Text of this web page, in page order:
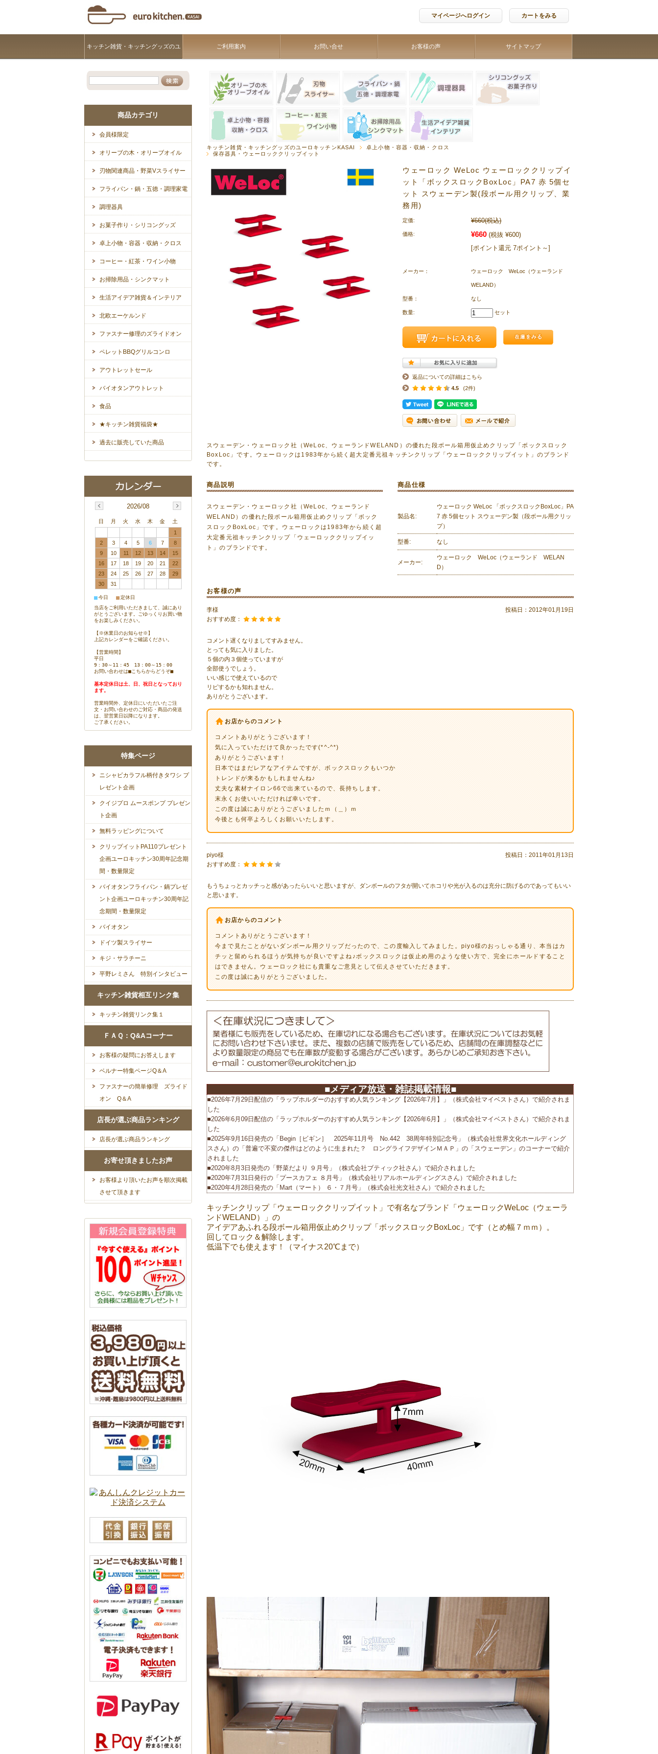
マイページへログイン カートをみる
キッチン雑貨・キッチングッズのユ
ーロキッチンKASAI
ご利用案内 お問い合せ お客様の声 サイトマップ
キッチン雑貨・キッチングッズのユーロキッチンKASAI
卓上小物・容器・収納・クロス
保存器具・ウェーロッククリップイット
ウェーロック WeLoc ウェーロッククリップイ
ット「ボックスロックBoxLoc」PA7 赤 5個セ
ット スウェーデン製(段ボール用クリップ、業
務用)
定価: ¥660(税込)
価格: ¥660 (税抜 ¥600)
[ポイント還元 7ポイント～]
メーカー： ウェーロック WeLoc（ウェーランド
WELAND）
型番： なし
数量: セット
返品についての詳細はこちら
4.5
(2件)
スウェーデン・ウェーロック社（WeLoc、ウェーランドWELAND）の優れた段ボール箱用仮止めクリップ「ボックスロック
BoxLoc」です。ウェーロックは1983年から続く超大定番元祖キッチンクリップ「ウェーロッククリップイット」のブランド
です。
商品説明
スウェーデン・ウェーロック社（WeLoc、ウェーランド
WELAND）の優れた段ボール箱用仮止めクリップ「ボック
スロックBoxLoc」です。ウェーロックは1983年から続く超
大定番元祖キッチンクリップ「ウェーロッククリップイッ
ト」のブランドです。
商品仕様
製品名:
ウェーロック WeLoc 「ボックスロックBoxLoc」PA
7 赤 5個セット スウェーデン製（段ボール用クリッ
プ）
型番: なし
メーカー:
ウェーロック WeLoc（ウェーランド WELAN
D）
お客様の声
李様 投稿日： 2012年01月19日
おすすめ度：
コメント遅くなりましてすみません。
とっても気に入りました。
５個の内３個使っていますが
全部使うでしょう。
いい感じで使えているので
リピするかも知れません。
ありがとうございます。
お店からのコメント
コメントありがとうございます！
気に入っていただけて良かったです(*^-^*)
ありがとうございます！
日本ではまだレアなアイテムですが、ボックスロックもいつか
トレンドが来るかもしれませんね♪
丈夫な素材ナイロン66で出来ているので、長持ちします。
末永くお使いいただければ幸いです。
この度は誠にありがとうございましたｍ（＿）ｍ
今後とも何卒よろしくお願いいたします。
piyo様 投稿日： 2011年01月13日
おすすめ度：
もうちょっとカッチっと感があったらいいと思いますが、ダンボールのフタが開いてホコリや光が入るのは充分に防げるのであってもいい
と思います。
お店からのコメント
コメントありがとうございます！
今まで見たことがないダンボール用クリップだったので、この度輸入してみました。piyo様のおっしゃる通り、本当はカ
チッと留められるほうが気持ちが良いですよね♪ボックスロックは仮止め用のような使い方で、完全にホールドすること
はできません。ウェーロック社にも貴重なご意見として伝えさせていただきます。
この度は誠にありがとうございました。
■メディア放送・雑誌掲載情報■
■2026年7月29日配信の「ラップホルダーのおすすめ人気ランキング【2026年7月】」（株式会社マイベストさん）で紹介されま
した
■2026年6月09日配信の「ラップホルダーのおすすめ人気ランキング【2026年6月】」（株式会社マイベストさん）で紹介されま
した
■2025年9月16日発売の「Begin［ビギン］ 2025年11月号 No.442 38周年特別記念号」（株式会社世界文化ホールディング
スさん）の「普遍で不変の傑作はどのように生まれた？ ロングライフデザインＭＡＰ」の「スウェーデン」のコーナーで紹介
されました
■2020年8月3日発売の「野菜だより ９月号」（株式会社ブティック社さん）で紹介されました
■2020年7月31日発行の「プースカフェ ８月号」（株式会社リアルホールディングスさん）で紹介されました
■2020年4月28日発売の「Mart（マート） ６・７月号」（株式会社光文社さん）で紹介されました
で紹介されました
■2019年12月4日配信の「おすすめexcite」（エキサイト株式会社さん、ランク王株式会社さん） の「しっかり保存できる！食
品用袋クリップのおすすめ人気ランキング７選」 で第一位に選ばれました
■2019年5月16日配信の「&GP」（アンドジーピー）（株式会社徳間書店さんのモノ情報 総合ニュースサイト 雑誌Goods
Press（グッズプレス）さんプロデュース）で紹介されました
■2010年11月26日の「日経流通新聞」にユーロキッチン&ウェーロッククリップイットが掲載されました。
■『北欧スタイル』 No.20にユーロキッチン&ウェーロッククリップイットが掲載されました。
■『PiPPURi ピップリ』 2010 Vol.2にユーロキッチン&ウェーロッククリップイットが掲載されました。
キッチンクリップ「ウェーロッククリップイット」で有名なブランド「ウェーロックWeLoc（ウェーラ
ンドWELAND）」の
アイデアあふれる段ボール箱用仮止めクリップ「ボックスロックBoxLoc」です（とめ幅７ｍｍ）。
回してロック＆解除します。
低温下でも使えます！（マイナス20℃まで）
商品カテゴリ
会員様限定
オリーブの木・オリーブオイル
刃物関連商品・野菜Vスライサー
フライパン・鍋・五徳・調理家電
調理器具
お菓子作り・シリコングッズ
卓上小物・容器・収納・クロス
コーヒー・紅茶・ワイン小物
お掃除用品・シンクマット
生活アイデア雑貨＆インテリア
北欧エーケルンド
ファスナー修理のズライドオン
ペレットBBQグリルコンロ
アウトレットセール
バイオタンアウトレット
食品
★キッチン雑貨福袋★
過去に販売していた商品
2026/08
日 月 火 水 木 金
土
1
2
3 4 5 6 7
8
9
10 11 12 13 14
15
16
17 18 19 20 21
22
23
24 25 26 27 28
29
30
31
■今日 ■定休日
当店をご利用いただきまして、誠にあり
がとうございます。ごゆっくりお買い物
をお楽しみください。
【※休業日のお知らせ※】
上記カレンダーをご確認ください。
【営業時間】
平日
9：30～11：45 13：00～15：00
お問い合わせは■こちらからどうぞ■
基本定休日は土、日、祝日となっており
ます。
営業時間外、定休日にいただいたご注
文・お問い合わせのご対応・商品の発送
は、翌営業日以降になります。
ご了承ください。
特集ページ
ニシャビカラフル柄付きタワシ プ
レゼント企画
クイジプロ ムースポンプ プレゼン
ト企画
無料ラッピングについて
クリップイットPA110プレゼント
企画ユーロキッチン30周年記念期
間・数量限定
バイオタンフライパン・鍋プレゼ
ント企画ユーロキッチン30周年記
念期間・数量限定
バイオタン
ドイツ製スライサー
キジ・サラチーニ
平野レミさん 特別インタビュー
キッチン雑貨相互リンク集
キッチン雑貨リンク集１
ＦＡＱ：Q&Aコーナー
お客様の疑問にお答えします
ベルナー特集ページQ＆A
ファスナーの簡単修理 ズライド
オン Q＆A
店長が選ぶ商品ランキング
店長が選ぶ商品ランキング
お寄せ頂きましたお声
お客様より頂いたお声を順次掲載
させて頂きます